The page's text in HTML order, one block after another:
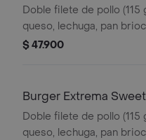
Carolina
Doble filete de pollo (115
queso, lechuga, pan
sweet Carolina,francesa
$ 47.900
Burger Extrema
Doble filete de pollo (115
queso, lechuga, pan